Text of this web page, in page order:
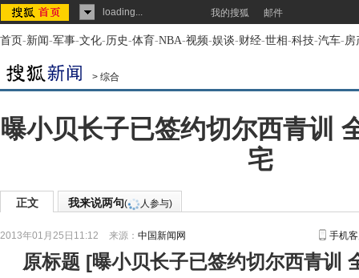
loading... 我的搜狐 邮件
首页-新闻-军事-文化-历史-体育-NBA-视频-娱谈-财经-世相-科技-汽车-房
> 综合
曝小贝长子已签约切尔西青训
宅
正文 我来说两句( 人参与)
2013年01月25日11:12 来源： 中国新闻网 手机
原标题 [曝小贝长子已签约切尔西青训